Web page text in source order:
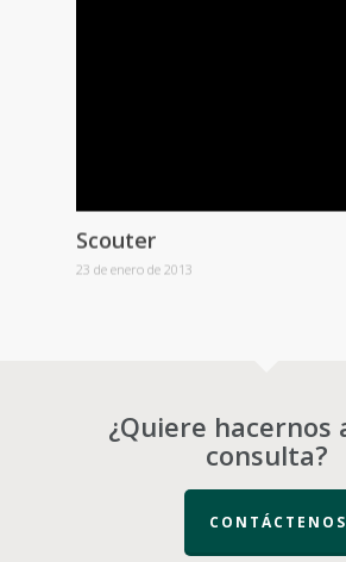
Scouter
23 de enero de 2013
¿Quiere hacernos
consulta?
CONTÁCTENOS